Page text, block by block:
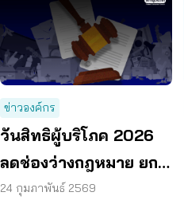
ข่าวองค์กร
วันสิทธิผู้บริโภค 2026
ลดช่องว่างกฎหมาย ยก
ระดับ ‘สินค้าปลอดภัย’
24 กุมภาพันธ์ 2569